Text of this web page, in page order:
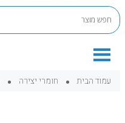
עמוד הבית חומרי יצירה